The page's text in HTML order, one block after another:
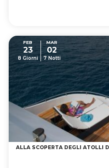
FEB
23
8 Giorni
MAR
02
7 Notti